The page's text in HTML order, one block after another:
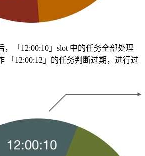
，「12:00:10」slot 中的任务全部处理
「12:00:12」的任务判断过期，进行过